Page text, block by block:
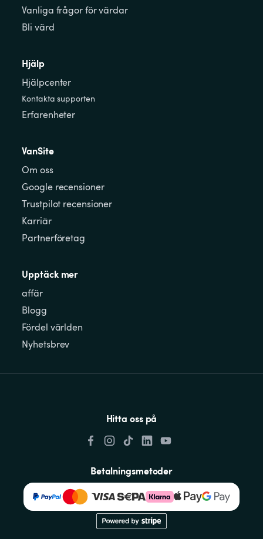
Vanliga frågor för värdar
Bli värd
Hjälp
Hjälpcenter
Kontakta supporten
Erfarenheter
VanSite
Om oss
Google recensioner
Trustpilot recensioner
Karriär
Partnerföretag
Upptäck mer
affär
Blogg
Fördel världen
Nyhetsbrev
Hitta oss på
Betalningsmetoder